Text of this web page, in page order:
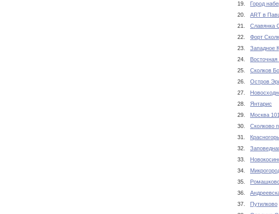
19.
Город
20.
ART в
21.
Славянка
22.
Форт
23.
Западное
24.
25.
Сколков
26.
Остров
27.
28.
Янтарис
29.
Москва 101
30.
Сколково
31.
32.
33.
34.
35.
36.
37.
Путилково